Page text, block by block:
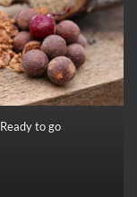
Ready to go